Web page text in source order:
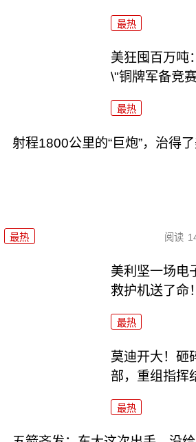
最热
美狂囤百万吨
\"铜牌军备竞
最热
射程1800公里的“巨炮”，治得了
最热 阅读
美利坚一场电
救护机送了命！
最热
莫迪开大！砸
部，重组指挥
最热